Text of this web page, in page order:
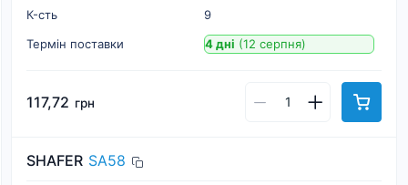
К-cть
9
Термін поставки
4 дні (12 серпня)
117,72 грн
SHAFER SA58